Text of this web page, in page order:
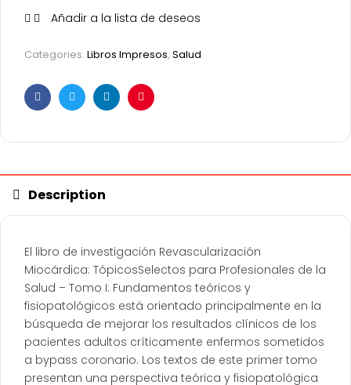
Añadir a la lista de deseos
Categories: Libros Impresos, Salud
FacebookTwitterLinkedinPinterest
Description
El libro de investigación Revascularización
Miocárdica: TópicosSelectos para Profesionales de la
Salud – Tomo I: Fundamentos teóricos y
fisiopatológicos está orientado principalmente en la
búsqueda de mejorar los resultados clínicos de los
pacientes adultos críticamente enfermos sometidos
a bypass coronario. Los textos de este primer tomo
presentan una perspectiva teórica y fisiopatológica